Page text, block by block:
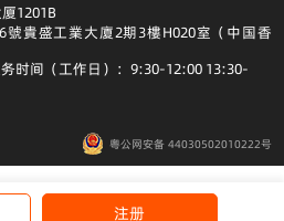
1201B
貴盛工業大廈2期3樓H020室（中国香
时间（工作日）：9:30-12:00 13:30-
粤公网安备 44030502010222号
注册